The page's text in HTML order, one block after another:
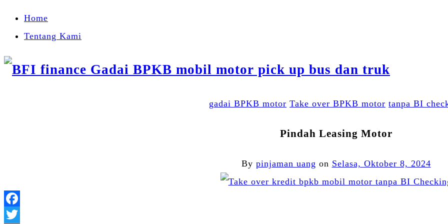
Home
Tentang Kami
gadai BPKB motor Take over BPKB motor tanpa BI
Pindah Leasing Motor
By pinjaman uang on Selasa, Oktober 8, 2024